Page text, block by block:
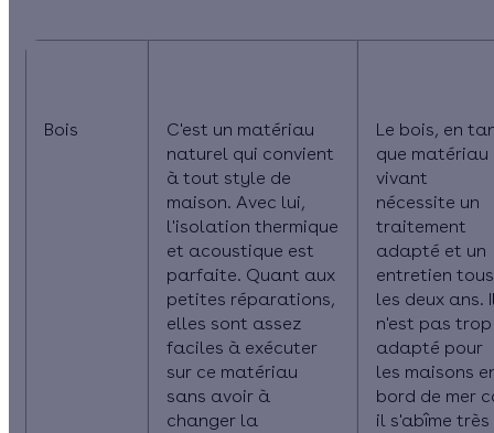
Bois
C'est un matériau
naturel qui convient
à tout style de
maison. Avec lui,
l'isolation thermique
et acoustique est
parfaite. Quant aux
petites réparations,
elles sont assez
faciles à exécuter
sur ce matériau
sans avoir à
changer la
Le bois, en
que matériau
vivant
nécessite un
traitement
adapté et un
entretien tous
les deux ans.
n'est pas trop
adapté pour
les maisons
bord de mer
il s'abîme très